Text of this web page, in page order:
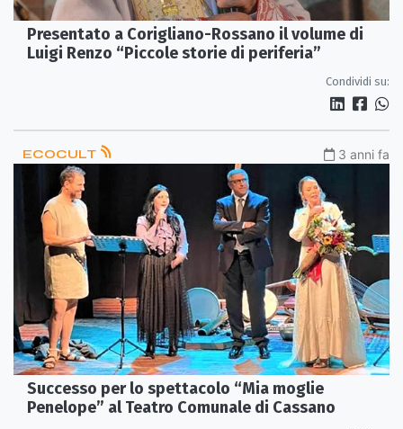
Presentato a Corigliano-Rossano il volume di
Luigi Renzo “Piccole storie di periferia”
Condividi su:
ECOCULT 3 anni fa
Successo per lo spettacolo “Mia moglie
Penelope” al Teatro Comunale di Cassano